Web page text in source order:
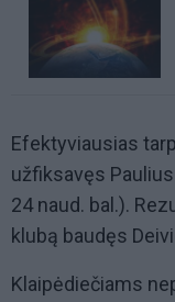
Efektyviausias
užfiksavęs
24 naud. bal.).
klubą baudęs
Klaipėdiečiams